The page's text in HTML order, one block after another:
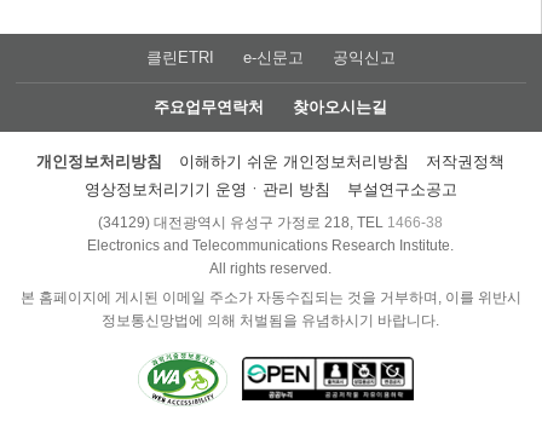
클린ETRI e-신문고 공익신고
주요업무연락처 찾아오시는길
개인정보처리방침 이해하기 쉬운 개인정보처리방침
저작권정책
영상정보처리기기 운영ㆍ관리 방침
부설연구소공고
(34129) 대전광역시 유성구 가정로 218, TEL 1466-38
Electronics and Telecommunications Research Institute.
All rights reserved.
본 홈페이지에 게시된 이메일 주소가 자동수집되는 것을 거부하며, 이를 위반시
정보통신망법에 의해 처벌됨을 유념하시기 바랍니다.